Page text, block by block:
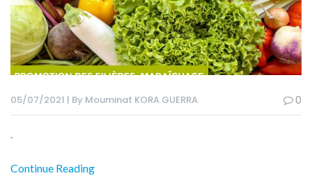
05/07/2021 | By Mouminat KORA GUERRA 0
.
Continue Reading